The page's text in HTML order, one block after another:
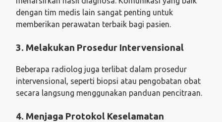
dengan tim medis lain sangat penting untuk
memberikan perawatan terbaik bagi pasien.
3. Melakukan Prosedur Intervensional
Beberapa radiolog juga terlibat dalam prosedur
intervensional, seperti biopsi atau pengobatan obat
secara langsung menggunakan panduan pencitraan.
4. Menjaga Protokol Keselamatan